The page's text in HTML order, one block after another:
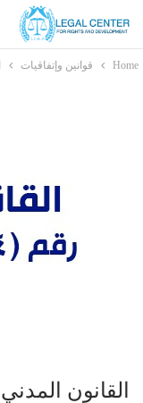
Home قوانين وإتفاقيات
القانون المدني